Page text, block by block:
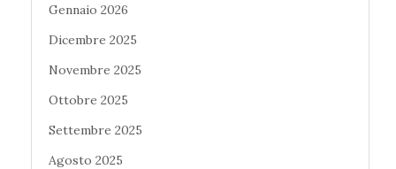
Gennaio 2026
Dicembre 2025
Novembre 2025
Ottobre 2025
Settembre 2025
Agosto 2025